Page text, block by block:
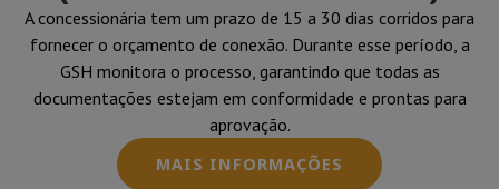
A concessionária tem um prazo de 15 a 30 dias corridos para
fornecer o orçamento de conexão. Durante esse período, a
GSH monitora o processo, garantindo que todas as
documentações estejam em conformidade e prontas para
aprovação.
MAIS INFORMAÇÕES